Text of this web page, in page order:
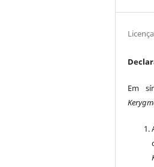
Licença
Em